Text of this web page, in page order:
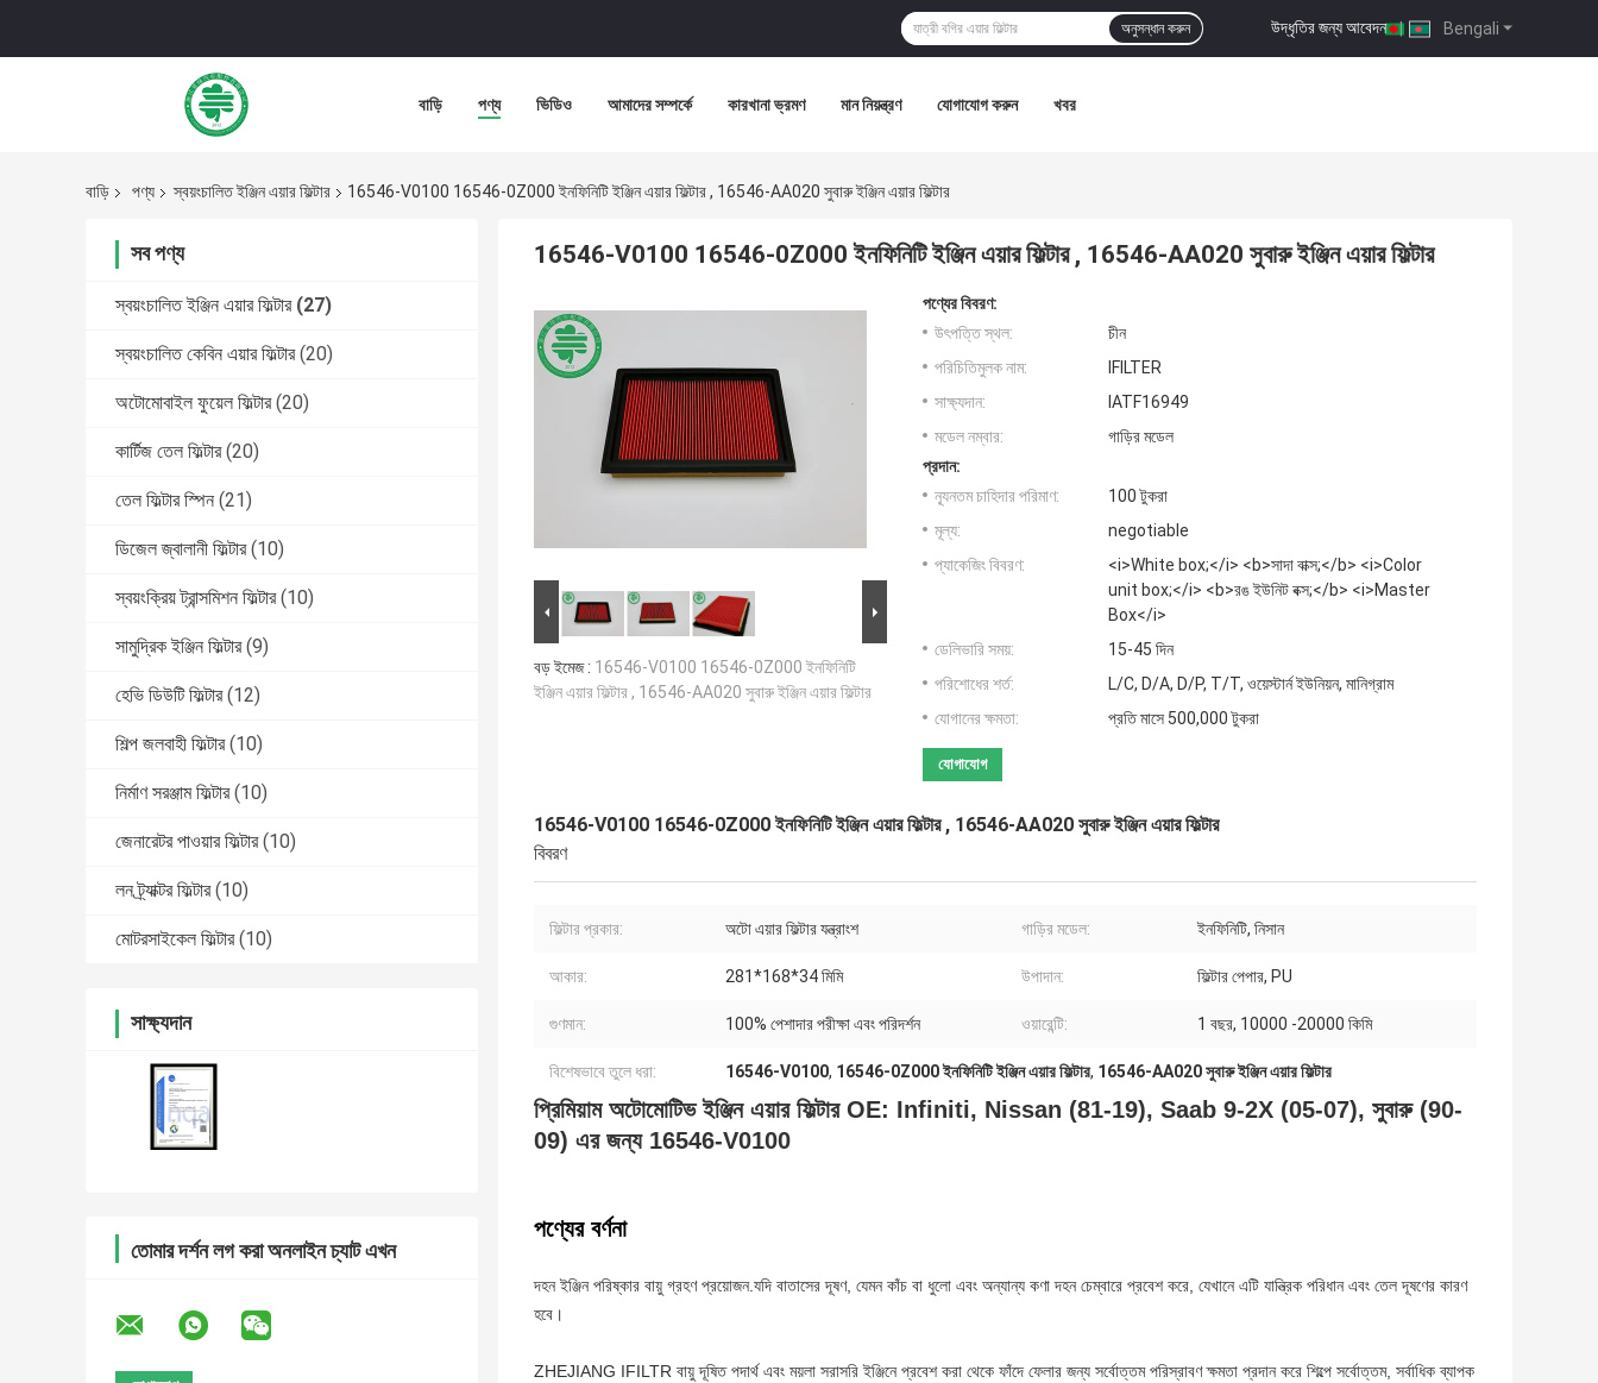
Bengali
উদ্ধৃতির জন্য আবেদন |
অনুসন্ধান করুন
বাড়ি পণ্য ভিডিও আমাদের সম্পর্কে কারখানা ভ্রমণ মান নিয়ন্ত্রণ যোগাযোগ করুন খবর
বাড়ি পণ্য স্বয়ংচালিত ইঞ্জিন এয়ার ফিল্টার 16546-V0100 16546-0Z000 ইনফিনিটি ইঞ্জিন এয়ার ফিল্টার , 16546-AA020 সুবারু ইঞ্জিন এয়ার ফিল্টার
সব পণ্য
স্বয়ংচালিত ইঞ্জিন এয়ার ফিল্টার (27)
স্বয়ংচালিত কেবিন এয়ার ফিল্টার (20)
অটোমোবাইল ফুয়েল ফিল্টার (20)
কার্টিজ তেল ফিল্টার (20)
তেল ফিল্টার স্পিন (21)
ডিজেল জ্বালানী ফিল্টার (10)
স্বয়ংক্রিয় ট্রান্সমিশন ফিল্টার (10)
সামুদ্রিক ইঞ্জিন ফিল্টার (9)
হেভি ডিউটি ​​ফিল্টার (12)
শিল্প জলবাহী ফিল্টার (10)
নির্মাণ সরঞ্জাম ফিল্টার (10)
জেনারেটর পাওয়ার ফিল্টার (10)
লন ট্র্যাক্টর ফিল্টার (10)
মোটরসাইকেল ফিল্টার (10)
সাক্ষ্যদান
তোমার দর্শন লগ করা অনলাইন চ্যাট এখন
16546-V0100 16546-0Z000 ইনফিনিটি ইঞ্জিন এয়ার ফিল্টার , 16546-AA020 সুবারু ইঞ্জিন এয়ার ফিল্টার
বড় ইমেজ : 16546-V0100 16546-0Z000 ইনফিনিটি
ইঞ্জিন এয়ার ফিল্টার , 16546-AA020 সুবারু ইঞ্জিন এয়ার ফিল্টার
পণ্যের বিবরণ:
উৎপত্তি স্থল:
চীন
পরিচিতিমুলক নাম:
IFILTER
সাক্ষ্যদান:
IATF16949
মডেল নম্বার:
গাড়ির মডেল
প্রদান:
ন্যূনতম চাহিদার পরিমাণ:
100 টুকরা
মূল্য:
negotiable
প্যাকেজিং বিবরণ:
<i>White box;</i> <b>সাদা বাক্স;</b> <i>Color
unit box;</i> <b>রঙ ইউনিট বক্স;</b> <i>Master
Box</i>
ডেলিভারি সময়:
15-45 দিন
পরিশোধের শর্ত:
L/C, D/A, D/P, T/T, ওয়েস্টার্ন ইউনিয়ন, মানিগ্রাম
যোগানের ক্ষমতা:
প্রতি মাসে 500,000 টুকরা
যোগাযোগ
16546-V0100 16546-0Z000 ইনফিনিটি ইঞ্জিন এয়ার ফিল্টার , 16546-AA020 সুবারু ইঞ্জিন এয়ার ফিল্টার
বিবরণ
ফিল্টার প্রকার: অটো এয়ার ফিল্টার যন্ত্রাংশ গাড়ির মডেল: ইনফিনিটি, নিসান
আকার: 281*168*34 মিমি উপাদান: ফিল্টার পেপার, PU
গুণমান: 100% পেশাদার পরীক্ষা এবং পরিদর্শন ওয়ারেন্টি: 1 বছর, 10000 -20000 কিমি
বিশেষভাবে তুলে ধরা: 16546-V0100, 16546-0Z000 ইনফিনিটি ইঞ্জিন এয়ার ফিল্টার, 16546-AA020 সুবারু ইঞ্জিন এয়ার ফিল্টার
প্রিমিয়াম অটোমোটিভ ইঞ্জিন এয়ার ফিল্টার OE: Infiniti, Nissan (81-19), Saab 9-2X (05-07), সুবারু (90-
09) এর জন্য 16546-V0100
পণ্যের বর্ণনা
দহন ইঞ্জিন পরিষ্কার বায়ু গ্রহণ প্রয়োজন.যদি বাতাসের দূষণ, যেমন কাঁচ বা ধুলো এবং অন্যান্য কণা দহন চেম্বারে প্রবেশ করে, যেখানে এটি যান্ত্রিক পরিধান এবং তেল দূষণের কারণ
হবে।
ZHEJIANG IFILTR বায়ু দূষিত পদার্থ এবং ময়লা সরাসরি ইঞ্জিনে প্রবেশ করা থেকে ফাঁদে ফেলার জন্য সর্বোত্তম পরিস্রাবণ ক্ষমতা প্রদান করে শিল্পে সর্বোত্তম, সর্বাধিক ব্যাপক